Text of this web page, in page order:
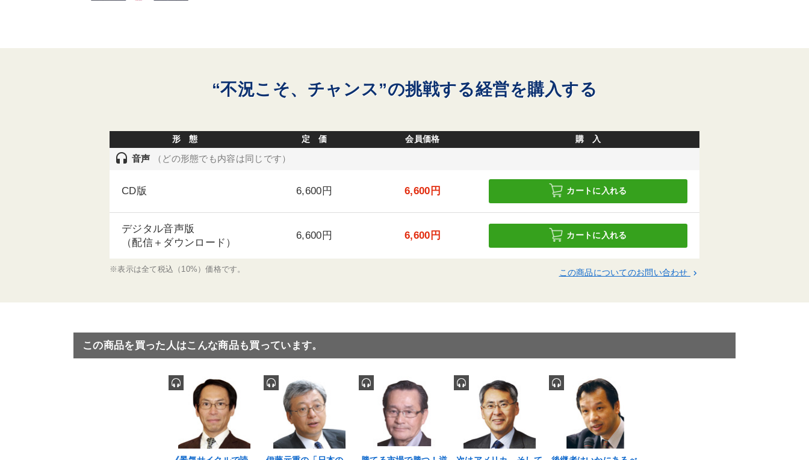
“不況こそ、チャンス”の挑戦する経営を購入する
形 態 定 価 会員価格 購 入
headset 音声 （どの形態でも内容は同じです）
CD版 6,600円 6,600円 カートに入れる
デジタル音声版
（配信＋ダウンロード）
6,600円 6,600円 カートに入れる
※表示は全て税込（10%）価格です。 この商品についてのお問い合わせ keyboard_arrow_right
この商品を買った人はこんな商品も買っています。